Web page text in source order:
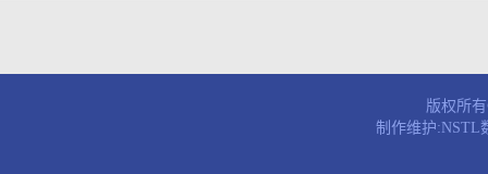
版权所
制作维护:NSTL